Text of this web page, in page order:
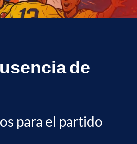
de
para el partido